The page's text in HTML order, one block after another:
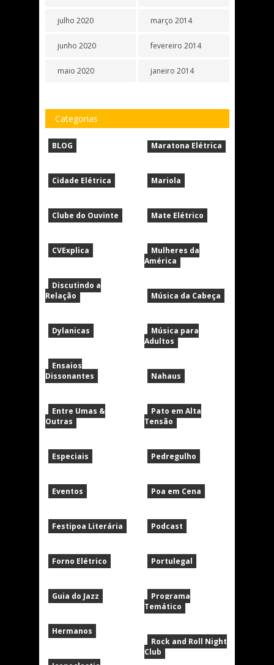
julho 2020
junho 2020
maio 2020
março 2014
fevereiro 2014
janeiro 2014
Categorias
BLOG
Cidade Elétrica
Clube do Ouvinte
CVExplica
Discutindo a
Relação
Dylanicas
Ensaios
Dissonantes
Entre Umas &
Outras
Especiais
Eventos
Festipoa Literária
Forno Elétrico
Guia do Jazz
Hermanos
Maratona Elétrica
Mariola
Mate Elétrico
Mulheres da
América
Música da Cabeça
Música para
Adultos
Nahaus
Pato em Alta
Tensão
Pedregulho
Poa em Cena
Podcast
Portulegal
Programa
Temático
Rock and Roll Night
Club